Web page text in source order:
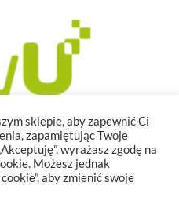
sklepie, aby zapewnić Ci
zapamiętując Twoje
wyrażasz zgodę na
Możesz jednak
aby zmienić swoje